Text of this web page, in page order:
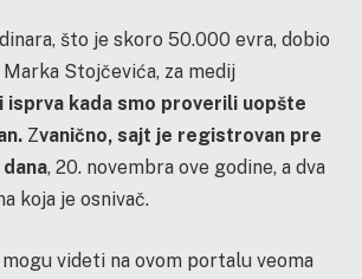
što je skoro 50.000 evra, dobio
Stojčevića, za medij
isprva kada smo proverili uopšte
Zvanično, sajt je registrovan pre
, 20. novembra ove godine, a dva
koja je osnivač.
videti na ovom portalu veoma